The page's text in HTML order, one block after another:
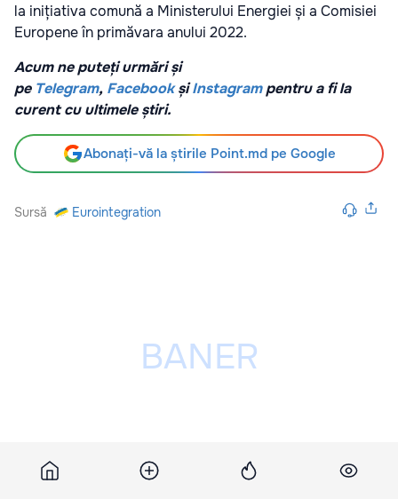
la inițiativa comună a Ministerului Energiei și a Comisiei
Europene în primăvara anului 2022.
Acum ne puteți urmări și
pe Telegram, Facebook șiInstagrampentru a fi la
curent cu ultimele știri.
Abonați-vă la știrile Point.md pe Google
Sursă Eurointegration
Publicitatea ta poate fi aici